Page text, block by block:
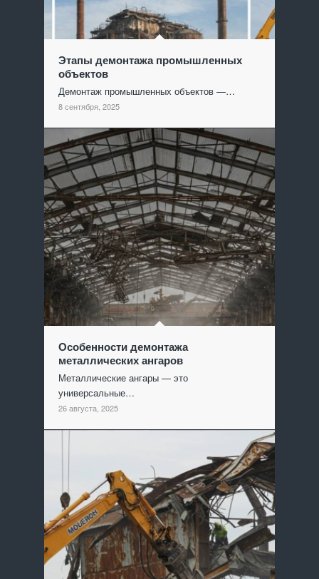
Этапы демонтажа промышленных
объектов
Демонтаж промышленных объектов —…
8 сентября, 2025
Особенности демонтажа
металлических ангаров
Металлические ангары — это
универсальные…
26 августа, 2025